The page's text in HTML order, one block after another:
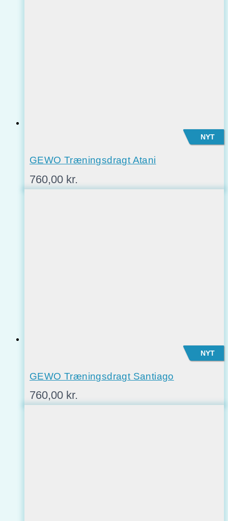
NYT
GEWO Træningsdragt Atani
760,00 kr.
NYT
GEWO Træningsdragt Santiago
760,00 kr.